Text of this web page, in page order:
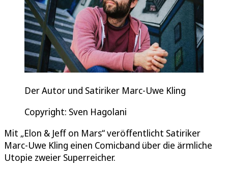
Der Autor und Satiriker Marc-Uwe Kling
Copyright: Sven Hagolani
Mit „Elon & Jeff on Mars“ veröffentlicht Satiriker
Marc-Uwe Kling einen Comicband über die ärmliche
Utopie zweier Superreicher.